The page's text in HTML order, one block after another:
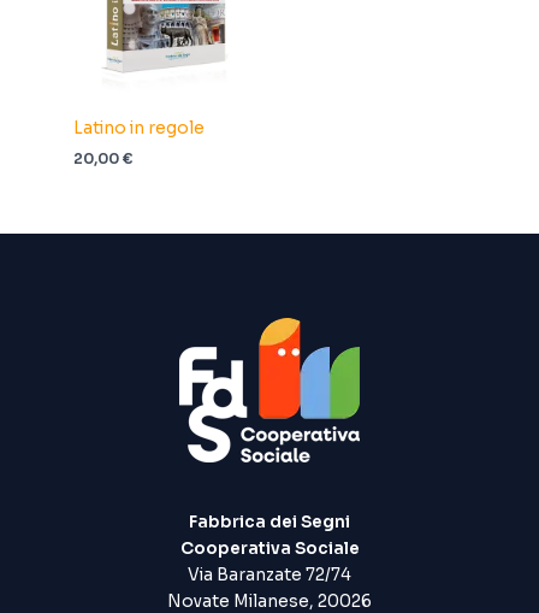
Latino in regole
20,00€
Fabbrica dei Segni
Cooperativa Sociale
Via Baranzate 72/74
Novate Milanese, 20026